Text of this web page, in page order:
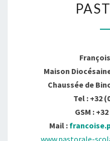
Maison
Chaussée de
Tel : +32
GSM :
Mail :
www.pastorale-